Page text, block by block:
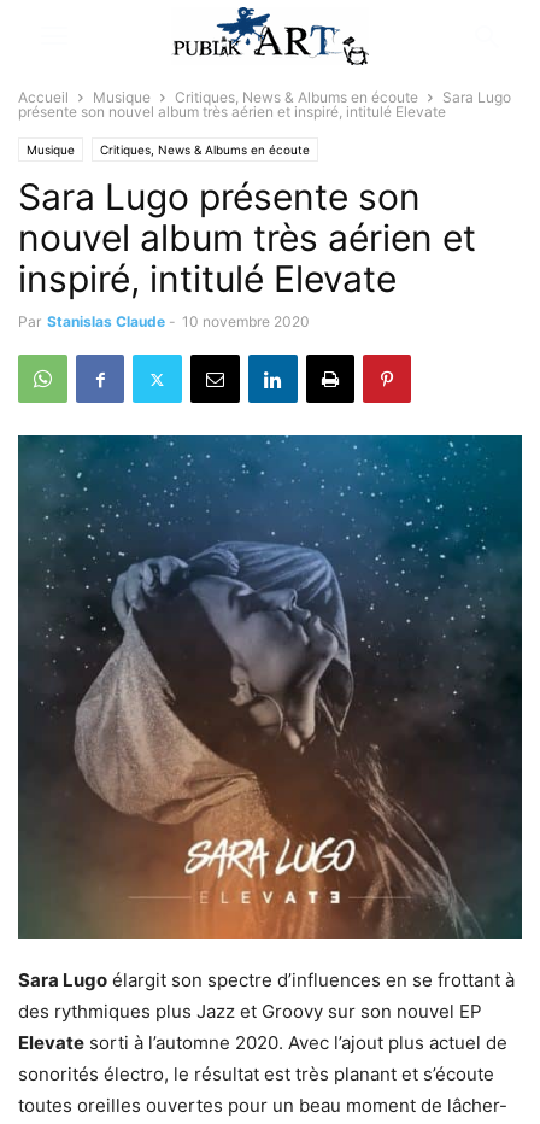
Accueil Musique Critiques, News & Albums en écoute
Sara Lugo
présente son nouvel album très aérien et inspiré, intitulé Elevate
Musique Critiques, News & Albums en écoute
Sara Lugo présente son
nouvel album très aérien et
inspiré, intitulé Elevate
Par Stanislas Claude - 10 novembre 2020
Sara Lugo élargit son spectre d’influences en se frottant à
des rythmiques plus Jazz et Groovy sur son nouvel EP
Elevate sorti à l’automne 2020. Avec l’ajout plus actuel de
sonorités électro, le résultat est très planant et s’écoute
toutes oreilles ouvertes pour un beau moment de lâcher-